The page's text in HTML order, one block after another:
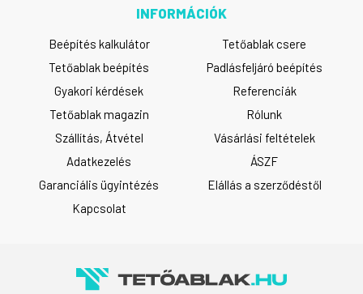
INFORMÁCIÓK
Beépítés kalkulátor
Tetőablak csere
Tetőablak beépítés
Padlásfeljáró beépítés
Gyakori kérdések
Referenciák
Tetőablak magazin
Rólunk
Szállítás, Átvétel
Vásárlási feltételek
Adatkezelés
ÁSZF
Garanciális ügyintézés
Elállás a szerződéstől
Kapcsolat